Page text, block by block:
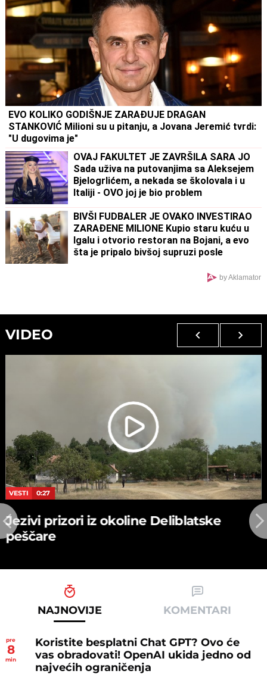
EVO KOLIKO GODIŠNJE ZARAĐUJE DRAGAN
STANKOVIĆ Milioni su u pitanju, a Jovana Jeremić tvrdi:
"U dugovima je"
OVAJ FAKULTET JE ZAVRŠILA SARA JO
Sada uživa na putovanjima sa Aleksejem
Bjelogrlićem, a nekada se školovala i u
Italiji - OVO joj je bio problem
BIVŠI FUDBALER JE OVAKO INVESTIRAO
ZARAĐENE MILIONE Kupio staru kuću u
Igalu i otvorio restoran na Bojani, a evo
šta je pripalo bivšoj supruzi posle
by Aklamator
VIDEO
VESTI 0:27
Jezivi prizori iz okoline Deliblatske
peščare
NAJNOVIJE KOMENTARI
pre
8
min
Koristite besplatni Chat GPT? Ovo će
vas obradovati! OpenAI ukida jedno od
najvećih ograničenja